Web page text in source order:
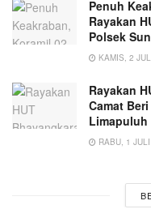
Penuh
Rayakan
Polsek
KAMIS, 2
Rayakan
Camat
Limapuluh
RABU, 1